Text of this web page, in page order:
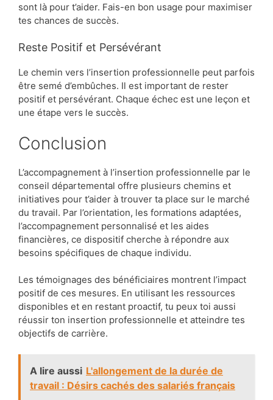
sont là pour t’aider. Fais-en bon usage pour maximiser
tes chances de succès.
Reste Positif et Persévérant
Le chemin vers l’insertion professionnelle peut parfois
être semé d’embûches. Il est important de rester
positif et persévérant. Chaque échec est une leçon et
une étape vers le succès.
Conclusion
L’accompagnement à l’insertion professionnelle par le
conseil départemental offre plusieurs chemins et
initiatives pour t’aider à trouver ta place sur le marché
du travail. Par l’orientation, les formations adaptées,
l’accompagnement personnalisé et les aides
financières, ce dispositif cherche à répondre aux
besoins spécifiques de chaque individu.
Les témoignages des bénéficiaires montrent l’impact
positif de ces mesures. En utilisant les ressources
disponibles et en restant proactif, tu peux toi aussi
réussir ton insertion professionnelle et atteindre tes
objectifs de carrière.
A lire aussi L'allongement de la durée de
travail : Désirs cachés des salariés français